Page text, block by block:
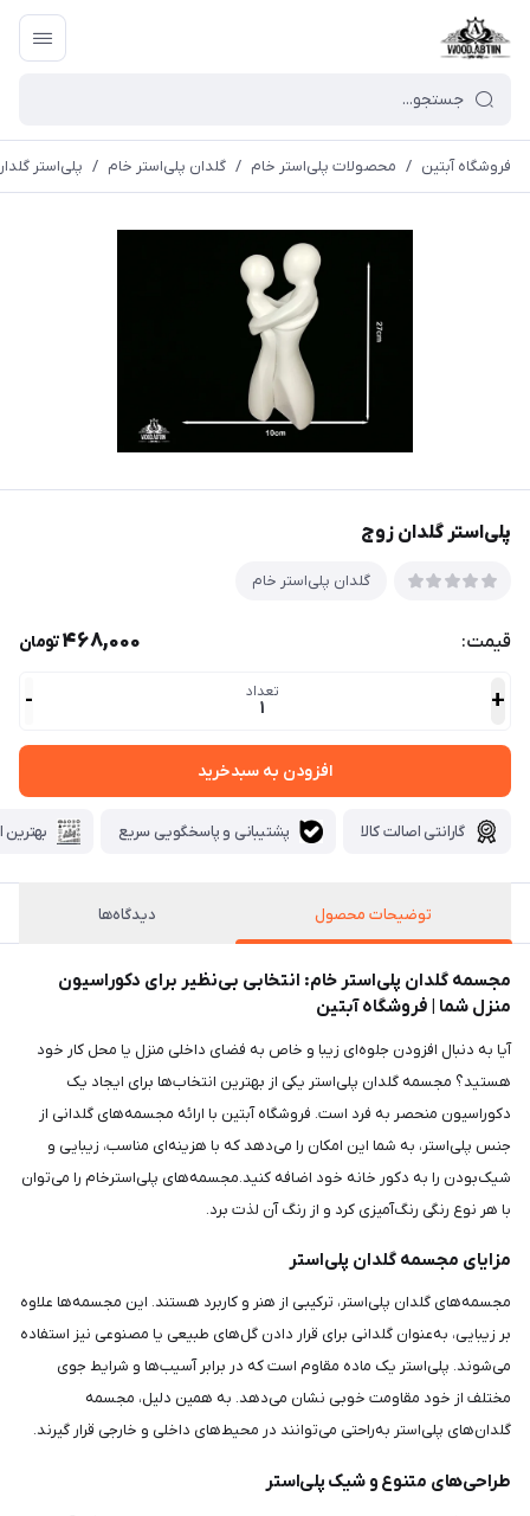
فروشگاه آبتین / محصولات پلی‌استر خام / گلدان پلی‌استر خام / پلی‌استر
پلی‌استر گلدان زوج
گلدان پلی‌استر خام
قیمت: 468,000تومان
+ تعداد
1
-
افزودن به سبدخرید
گارانتی اصالت کالا پشتیبانی و پاسخگویی سریع بهترین
توضیحات محصول دیدگاه‌ها
مجسمه گلدان پلی‌استر خام: انتخابی بی‌نظیر برای دکوراسیون
منزل شما | فروشگاه آبتین
آیا به دنبال افزودن جلوه‌ای زیبا و خاص به فضای داخلی منزل یا محل کار خود
هستید؟ مجسمه گلدان پلی‌استر یکی از بهترین انتخاب‌ها برای ایجاد یک
دکوراسیون منحصر به فرد است. فروشگاه آبتین با ارائه مجسمه‌های گلدانی از
جنس پلی‌استر، به شما این امکان را می‌دهد که با هزینه‌ای مناسب، زیبایی و
شیک‌بودن را به دکور خانه خود اضافه کنید.مجسمه‌های پلی‌استرخام را می‌توان
با هر نوع رنگی رنگ‌آمیزی کرد و از رنگ آن لذت برد.
مزایای مجسمه گلدان پلی‌استر
مجسمه‌های گلدان پلی‌استر، ترکیبی از هنر و کاربرد هستند. این مجسمه‌ها علاوه
بر زیبایی، به‌عنوان گلدانی برای قرار دادن گل‌های طبیعی یا مصنوعی نیز استفاده
می‌شوند. پلی‌استر یک ماده مقاوم است که در برابر آسیب‌ها و شرایط جوی
مختلف از خود مقاومت خوبی نشان می‌دهد. به همین دلیل، مجسمه
گلدان‌های پلی‌استر به‌راحتی می‌توانند در محیط‌های داخلی و خارجی قرار گیرند.
طراحی‌های متنوع و شیک پلی‌استر